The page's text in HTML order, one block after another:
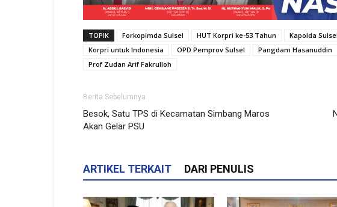
TOPIK Forkopimda Sulsel HUT Korpri ke-53 Tahun Kapolda Sulsel
Korpri untuk Indonesia
OPD Pemprov Sulsel Pangdam Hasanuddin
Prof Zudan Arif Fakrulloh
Berita Sebelumnya
Besok, Satu TPS di Kecamatan Simbang Maros
Akan Gelar PSU
ARTIKEL TERKAIT DARI PENULIS